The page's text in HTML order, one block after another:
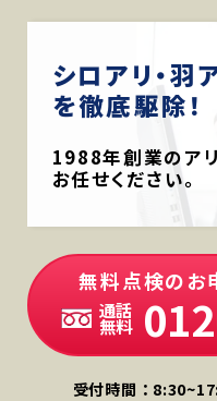
シロアリ・羽
を徹底駆除！
1988年創業のア
お任せください。
無料点検のお
通話
無料
受付時間：